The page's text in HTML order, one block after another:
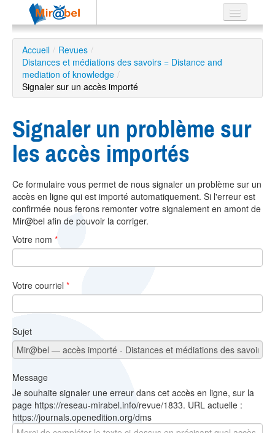
Le réseau
Soutien
Listes
Recherche
avancée
EN
ES
?
Accueil / Revues /
Distances et médiations des savoirs = Distance and
mediation of knowledge /
Signaler sur un accès importé
Signaler un problème sur
les accès importés
Ce formulaire vous permet de nous signaler un problème sur un
accès en ligne qui est importé automatiquement. Si l'erreur est
confirmée nous ferons remonter votre signalement en amont de
Mir@bel afin de pouvoir la corriger.
Votre nom *
Votre courriel *
Sujet
Message
Je souhaite signaler une erreur dans cet accès en ligne, sur la
page https://reseau-mirabel.info/revue/1833. URL actuelle :
https://journals.openedition.org/dms